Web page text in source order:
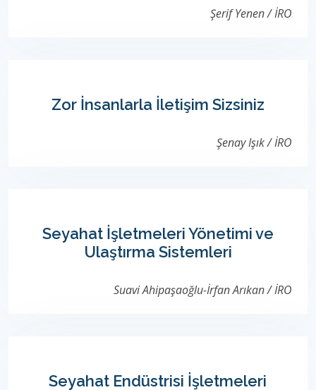
Şerif Yenen / İRO
Zor İnsanlarla İletişim Sizsiniz
Şenay Işık / İRO
Seyahat İşletmeleri Yönetimi ve
Ulaştırma Sistemleri
Suavi Ahipaşaoğlu-İrfan Arıkan / İRO
Seyahat Endüstrisi İşletmeleri